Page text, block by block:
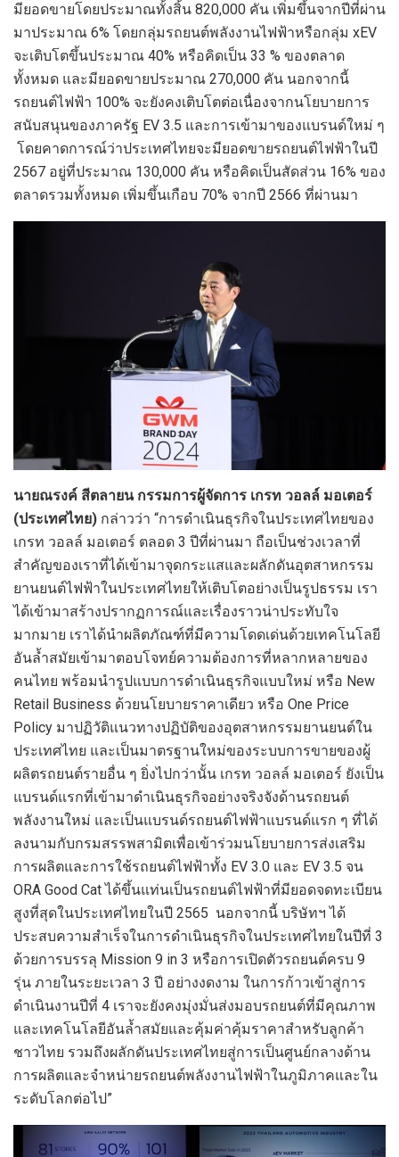
มียอดขายโดยประมาณทั้งสิ้น 820,000 คัน เพิ่มขึ้นจากปีที่ผ่าน
มาประมาณ 6% โดยกลุ่มรถยนต์พลังงานไฟฟ้าหรือกลุ่ม xEV
จะเติบโตขึ้นประมาณ 40% หรือคิดเป็น 33 % ของตลาด
ทั้งหมด และมียอดขายประมาณ 270,000 คัน นอกจากนี้
รถยนต์ไฟฟ้า 100% จะยังคงเติบโตต่อเนื่องจากนโยบายการ
สนับสนุนของภาครัฐ EV 3.5 และการเข้ามาของแบรนด์ใหม่ ๆ
โดยคาดการณ์ว่าประเทศไทยจะมียอดขายรถยนต์ไฟฟ้าในปี
2567 อยู่ที่ประมาณ 130,000 คัน หรือคิดเป็นสัดส่วน 16% ของ
ตลาดรวมทั้งหมด เพิ่มขึ้นเกือบ 70% จากปี 2566 ที่ผ่านมา
นายณรงค์ สีตลายน กรรมการผู้จัดการ เกรท วอลล์ มอเตอร์
(ประเทศไทย) กล่าวว่า “การดำเนินธุรกิจในประเทศไทยของ
เกรท วอลล์ มอเตอร์ ตลอด 3 ปีที่ผ่านมา ถือเป็นช่วงเวลาที่
สำคัญของเราที่ได้เข้ามาจุดกระแสและผลักดันอุตสาหกรรม
ยานยนต์ไฟฟ้าในประเทศไทยให้เติบโตอย่างเป็นรูปธรรม เรา
ได้เข้ามาสร้างปรากฏการณ์และเรื่องราวน่าประทับใจ
มากมาย เราได้นำผลิตภัณฑ์ที่มีความโดดเด่นด้วยเทคโนโลยี
อันล้ำสมัยเข้ามาตอบโจทย์ความต้องการที่หลากหลายของ
คนไทย พร้อมนำรูปแบบการดำเนินธุรกิจแบบใหม่ หรือ New
Retail Business ด้วยนโยบายราคาเดียว หรือ One Price
Policy มาปฏิวัติแนวทางปฏิบัติของอุตสาหกรรมยานยนต์ใน
ประเทศไทย และเป็นมาตรฐานใหม่ของระบบการขายของผู้
ผลิตรถยนต์รายอื่น ๆ ยิ่งไปกว่านั้น เกรท วอลล์ มอเตอร์ ยังเป็น
แบรนด์แรกที่เข้ามาดำเนินธุรกิจอย่างจริงจังด้านรถยนต์
พลังงานใหม่ และเป็นแบรนด์รถยนต์ไฟฟ้าแบรนด์แรก ๆ ที่ได้
ลงนามกับกรมสรรพสามิตเพื่อเข้าร่วมนโยบายการส่งเสริม
การผลิตและการใช้รถยนต์ไฟฟ้าทั้ง EV 3.0 และ EV 3.5 จน
ORA Good Cat ได้ขึ้นแท่นเป็นรถยนต์ไฟฟ้าที่มียอดจดทะเบียน
สูงที่สุดในประเทศไทยในปี 2565 นอกจากนี้ บริษัทฯ ได้
ประสบความสำเร็จในการดำเนินธุรกิจในประเทศไทยในปีที่ 3
ด้วยการบรรลุ Mission 9 in 3 หรือการเปิดตัวรถยนต์ครบ 9
รุ่น ภายในระยะเวลา 3 ปี อย่างงดงาม ในการก้าวเข้าสู่การ
ดำเนินงานปีที่ 4 เราจะยังคงมุ่งมั่นส่งมอบรถยนต์ที่มีคุณภาพ
และเทคโนโลยีอันล้ำสมัยและคุ้มค่าคุ้มราคาสำหรับลูกค้า
ชาวไทย รวมถึงผลักดันประเทศไทยสู่การเป็นศูนย์กลางด้าน
การผลิตและจำหน่ายรถยนต์พลังงานไฟฟ้าในภูมิภาคและใน
ระดับโลกต่อไป”